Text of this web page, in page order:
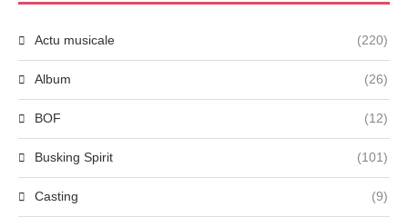
Actu musicale (220)
Album (26)
BOF (12)
Busking Spirit (101)
Casting (9)